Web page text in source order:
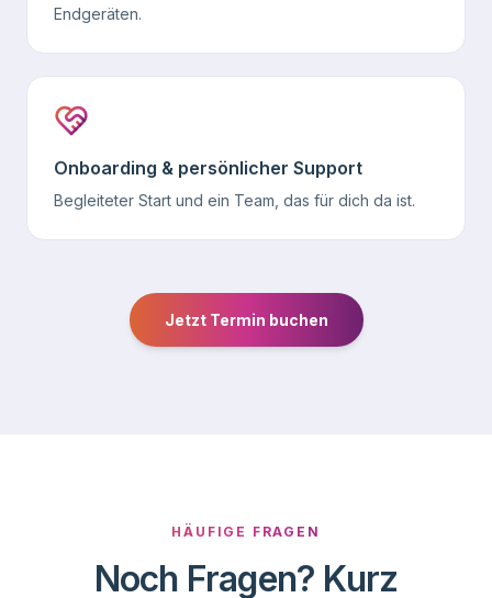
Endgeräten.
Onboarding & persönlicher Support
Begleiteter Start und ein Team, das für dich da ist.
Jetzt Termin buchen
HÄUFIGE FRAGEN
Noch Fragen? Kurz